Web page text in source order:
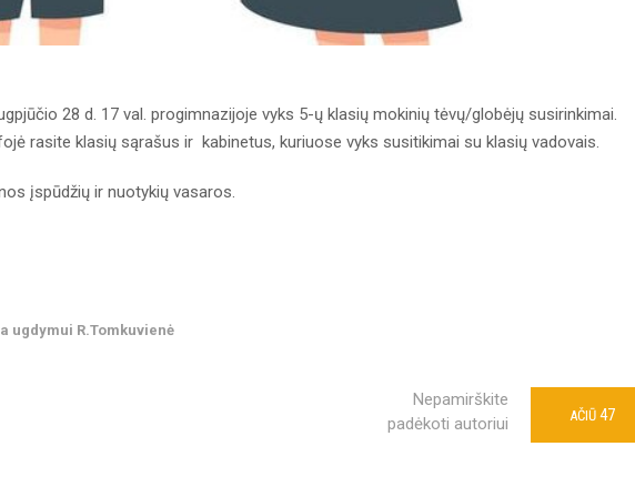
28 d. 17 val. progimnazijoje vyks 5-ų klasių mokinių tėvų/globėjų susirinkimai.
rasite klasių sąrašus ir kabinetus, kuriuose vyks susitikimai su klasių vadovais.
įspūdžių ir nuotykių vasaros.
ugdymui R.Tomkuvienė
Nepamirškite
padėkoti autoriui
AČIŪ 47